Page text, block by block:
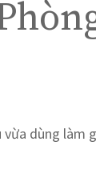
dùng làm